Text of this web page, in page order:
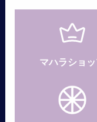
マハラショ